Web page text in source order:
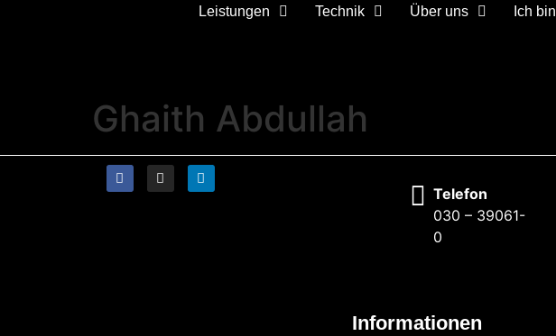
Leistungen Technik Über uns Ich bin
Ghaith Abdullah
Telefon
030 – 39061-
0
Informationen